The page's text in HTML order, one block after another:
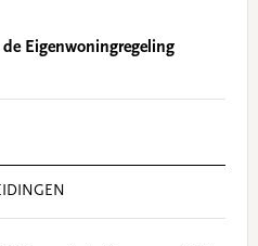
Eigenwoningregeling